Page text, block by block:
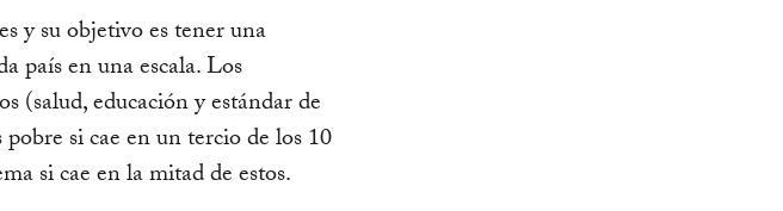
y su objetivo es tener una
país en una escala. Los
(salud, educación y estándar de
si cae en un tercio de los 10
si cae en la mitad de estos.